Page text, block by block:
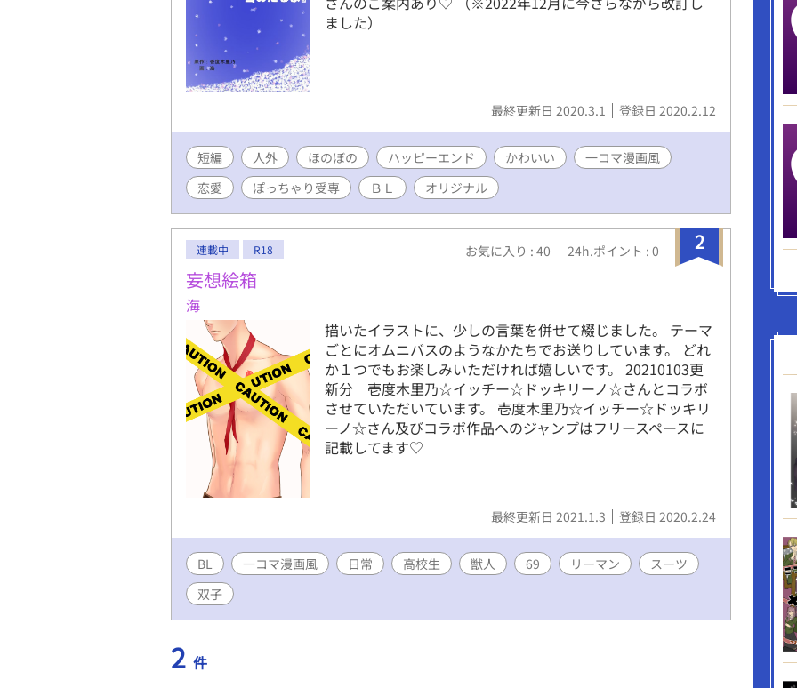
ました）
最終更新日 2020.3.1 登録日 2020.2.12
短編 人外 ほのぼの ハッピーエンド かわいい
一コマ漫画風
恋愛
ぽっちゃり受専 ＢＬ オリジナル
2
連載中 R18 お気に入り : 40 24h.ポイント : 0
妄想絵箱
海
描いたイラストに、少しの言葉を併せて綴じました。 テーマ
ごとにオムニバスのようなかたちでお送りしています。 どれ
か１つでもお楽しみいただければ嬉しいです。 20210103更
新分 壱度木里乃☆イッチー☆ドッキリーノ☆さんとコラボ
させていただいています。 壱度木里乃☆イッチー☆ドッキリ
ーノ☆さん及びコラボ作品へのジャンプはフリースペースに
記載してます♡
最終更新日 2021.1.3 登録日 2020.2.24
BL 一コマ漫画風 日常 高校生 獣人 69 リーマン
スーツ
双子
2 件